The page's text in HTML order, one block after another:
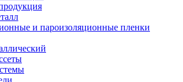
и пароизоляционные пленки